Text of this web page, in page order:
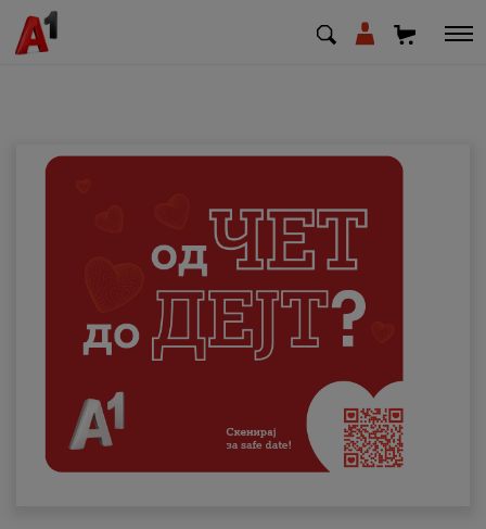
Деловни
Поддршка
Надополни кредит
Плати сметка